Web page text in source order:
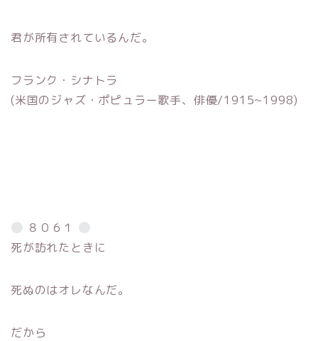
君が所有されているんだ。
フランク・シナトラ
(米国のジャズ・ポピュラー歌手、俳優/1915~1998)
８０６１
死が訪れたときに
死ぬのはオレなんだ。
だから